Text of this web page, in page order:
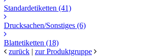
Standardetiketten (41)
Drucksachen/Sonstiges (6)
Blattetiketten (18)
zurück | zur Produktgruppe